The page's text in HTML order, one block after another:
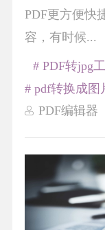
PDF更方便快
容，有时候...
PDF编辑器
# PDF转jpg
# pdf转换成图